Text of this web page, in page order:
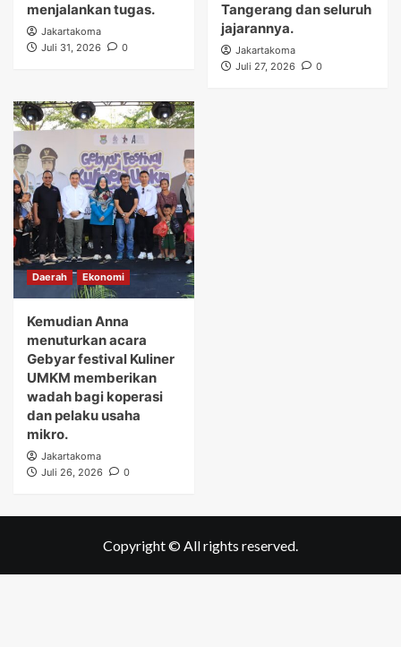
menjalankan tugas.
Jakartakoma
Juli 31, 2026
0
Tangerang dan seluruh
jajarannya.
Jakartakoma
Juli 27, 2026
0
Daerah Ekonomi
Kemudian Anna
menuturkan acara
Gebyar festival Kuliner
UMKM memberikan
wadah bagi koperasi
dan pelaku usaha
mikro.
Jakartakoma
Juli 26, 2026
0
Copyright © All rights reserved.